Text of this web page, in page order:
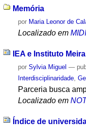
Memória
por Maria Leonor de
Localizado em
IEA e Instituto
porSylvia Miguel —
Interdisciplinaridade ,
Parceria busca
Localizado em
Índice de